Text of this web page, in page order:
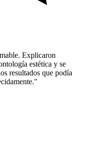
Explicaron
estética y se
resultados que podía